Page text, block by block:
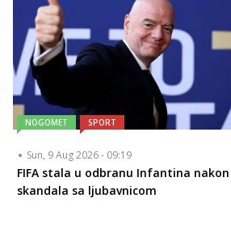
NOGOMET SPORT
Sun, 9 Aug 2026 - 09:19
FIFA stala u odbranu Infantina nakon
skandala sa ljubavnicom